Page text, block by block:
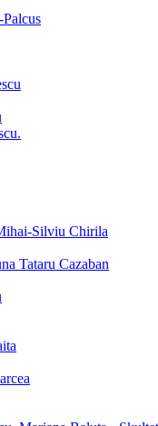
Chirila
Tataru Cazaban